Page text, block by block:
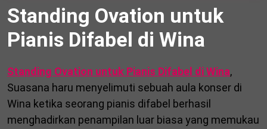
Standing Ovation untuk
Pianis Difabel di Wina
Standing Ovation untuk Pianis Difabel di Wina,
Suasana haru menyelimuti sebuah aula konser di
Wina ketika seorang pianis difabel berhasil
menghadirkan penampilan luar biasa yang memukau